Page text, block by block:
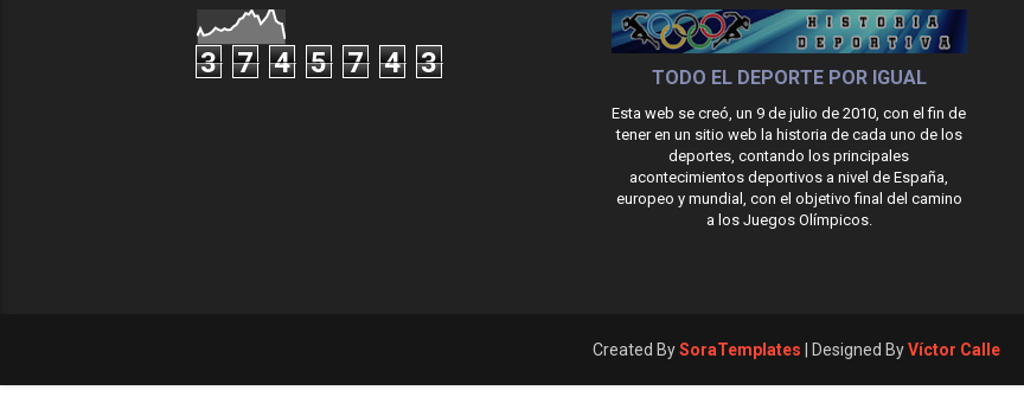
3 7 4 5 7 4 3 TODO EL DEPORTE POR IGUAL
Esta web se creó, un 9 de julio de 2010, con el fin de
tener en un sitio web la historia de cada uno de los
deportes, contando los principales
acontecimientos deportivos a nivel de España,
europeo y mundial, con el objetivo final del camino
a los Juegos Olímpicos.
Created BySoraTemplates | Designed ByVíctor Calle